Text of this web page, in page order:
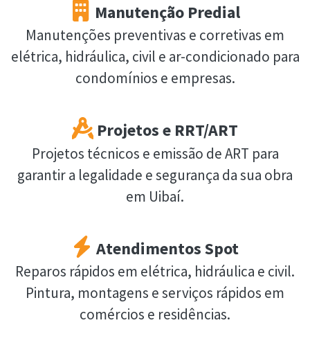
Manutenção Predial
Manutenções preventivas e corretivas em
elétrica, hidráulica, civil e ar-condicionado para
condomínios e empresas.
Projetos e RRT/ART
Projetos técnicos e emissão de ART para
garantir a legalidade e segurança da sua obra
em Uibaí.
Atendimentos Spot
Reparos rápidos em elétrica, hidráulica e civil.
Pintura, montagens e serviços rápidos em
comércios e residências.